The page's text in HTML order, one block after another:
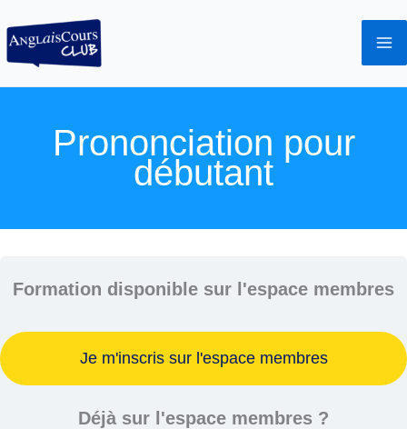
au
contenu
Prononciation pour
débutant
Formation disponible sur l'espace membres
Je m'inscris sur l'espace membres
Déjà sur l'espace membres ?